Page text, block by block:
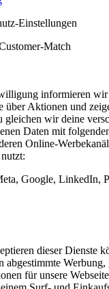
Einstellungen
Match
informieren wir
über Aktionen und
gleichen wir deine
Daten mit
Online-
Google, LinkedIn,
dieser Dienste
abgestimmte
für unsere